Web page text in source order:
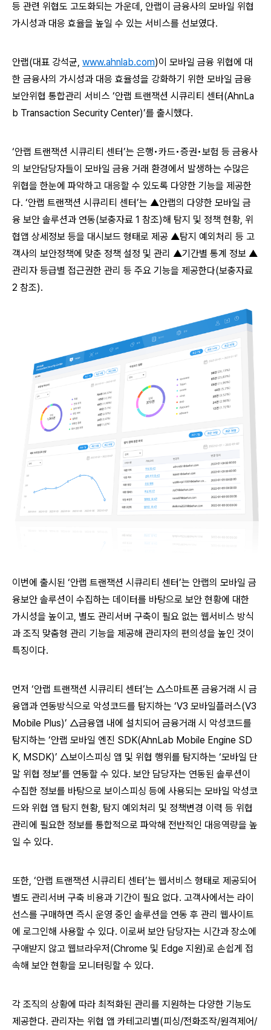
등 관련 위협도 고도화되는 가운데, 안랩이 금융사의 모바일 위협
가시성과 대응 효율을 높일 수 있는 서비스를 선보였다.
안랩(대표 강석균, www.ahnlab.com)이 모바일 금융 위협에 대
한 금융사의 가시성과 대응 효율성을 강화하기 위한 모바일 금융
보안위협 통합관리 서비스 ‘안랩 트랜잭션 시큐리티 센터(AhnLa
b Transaction Security Center)’를 출시했다.
‘안랩 트랜잭션 시큐리티 센터’는 은행•카드•증권•보험 등 금융사
의 보안담당자들이 모바일 금융 거래 환경에서 발생하는 수많은
위협을 한눈에 파악하고 대응할 수 있도록 다양한 기능을 제공한
다. ‘안랩 트랜잭션 시큐리티 센터’는 ▲안랩의 다양한 모바일 금
융 보안 솔루션과 연동(보충자료 1 참조)해 탐지 및 정책 현황, 위
협앱 상세정보 등을 대시보드 형태로 제공 ▲탐지 예외처리 등 고
객사의 보안정책에 맞춘 정책 설정 및 관리 ▲기간별 통계 정보 ▲
관리자 등급별 접근권한 관리 등 주요 기능을 제공한다(보충자료
2 참조).
이번에 출시된 ‘안랩 트랜잭션 시큐리티 센터’는 안랩의 모바일 금
융보안 솔루션이 수집하는 데이터를 바탕으로 보안 현황에 대한
가시성을 높이고, 별도 관리서버 구축이 필요 없는 웹서비스 방식
과 조직 맞춤형 관리 기능을 제공해 관리자의 편의성을 높인 것이
특징이다.
먼저 ‘안랩 트랜잭션 시큐리티 센터’는 △스마트폰 금융거래 시 금
융앱과 연동방식으로 악성코드를 탐지하는 ‘V3 모바일플러스(V3
Mobile Plus)’ △금융앱 내에 설치되어 금융거래 시 악성코드를
탐지하는 ‘안랩 모바일 엔진 SDK(AhnLab Mobile Engine SD
K, MSDK)’ △보이스피싱 앱 및 위협 행위를 탐지하는 ‘모바일 단
말 위협 정보’를 연동할 수 있다. 보안 담당자는 연동된 솔루션이
수집한 정보를 바탕으로 보이스피싱 등에 사용되는 모바일 악성코
드와 위협 앱 탐지 현황, 탐지 예외처리 및 정책변경 이력 등 위협
관리에 필요한 정보를 통합적으로 파악해 전반적인 대응역량을 높
일 수 있다.
또한, ‘안랩 트랜잭션 시큐리티 센터’는 웹서비스 형태로 제공되어
별도 관리서버 구축 비용과 기간이 필요 없다. 고객사에서는 라이
선스를 구매하면 즉시 운영 중인 솔루션을 연동 후 관리 웹사이트
에 로그인해 사용할 수 있다. 이로써 보안 담당자는 시간과 장소에
구애받지 않고 웹브라우저(Chrome 및 Edge 지원)로 손쉽게 접
속해 보안 현황을 모니터링할 수 있다.
각 조직의 상황에 따라 최적화된 관리를 지원하는 다양한 기능도
제공한다. 관리자는 위협 앱 카테고리별(피싱/전화조작/원격제어/